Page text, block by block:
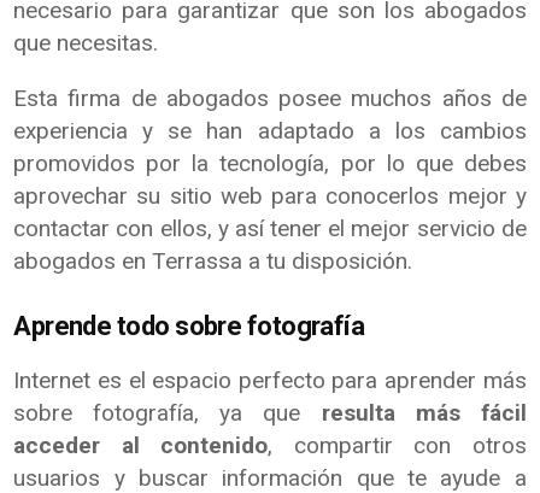
necesario para garantizar que son los abogados
que necesitas.
Esta firma de abogados posee muchos años de
experiencia y se han adaptado a los cambios
promovidos por la tecnología, por lo que debes
aprovechar su sitio web para conocerlos mejor y
contactar con ellos, y así tener el mejor servicio de
abogados en Terrassa a tu disposición.
Aprende todo sobre fotografía
Internet es el espacio perfecto para aprender más
sobre fotografía, ya que resulta más fácil
acceder al contenido, compartir con otros
usuarios y buscar información que te ayude a